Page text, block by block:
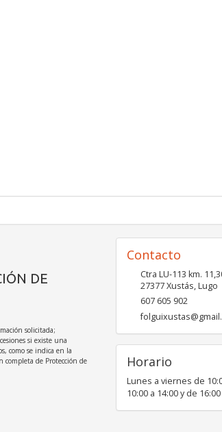
DE
solicitada;
si existe una
como se indica en la
de Protección de
Contacto
Ctra LU-113 km.
27377Xustás,Lugo
607 605 902
Horario
Lunes a viernes de
10:00 a 14:00 y de